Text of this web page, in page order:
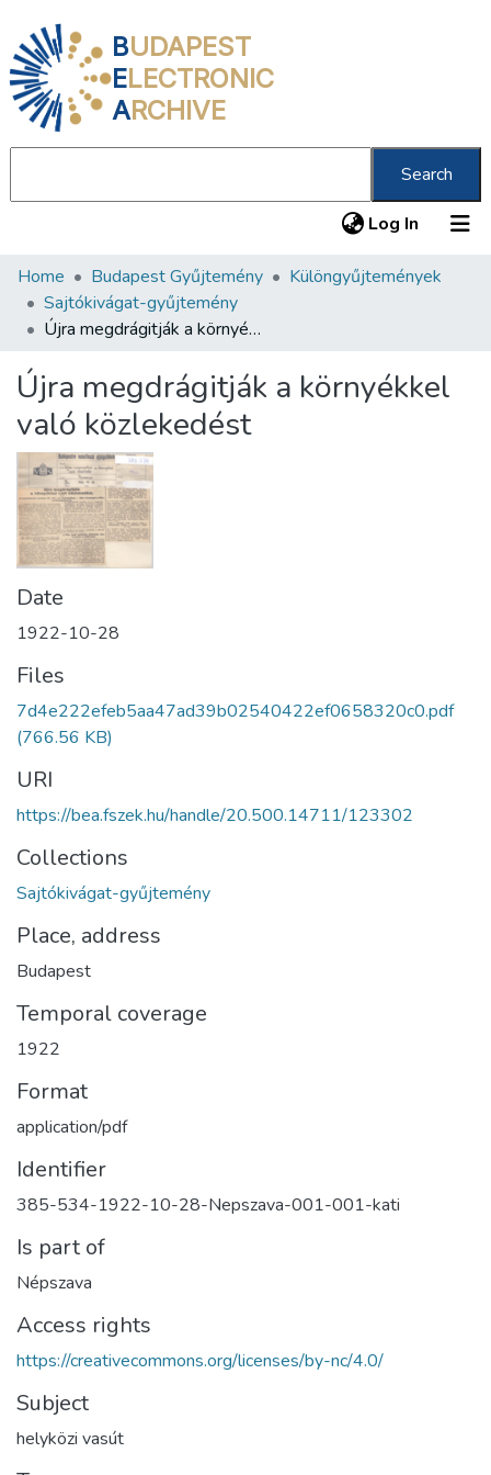
BUDAPEST
ELECTRONIC
ARCHIVE
Search
Log In (current)
Communities & Collections
All of DSpace
Statistics
About us
Home Budapest Gyűjtemény
Különgyűjtemények
Sajtókivágat-gyűjtemény
Újra megdrágitják a környékkel való közlekedést
Újra megdrágitják a környékkel
való közlekedést
Date
1922-10-28
Files
7d4e222efeb5aa47ad39b02540422ef0658320c0.pdf
(766.56 KB)
URI
https://bea.fszek.hu/handle/20.500.14711/123302
Collections
Sajtókivágat-gyűjtemény
Place, address
Budapest
Temporal coverage
1922
Format
application/pdf
Identifier
385-534-1922-10-28-Nepszava-001-001-kati
Is part of
Népszava
Access rights
https://creativecommons.org/licenses/by-nc/4.0/
Subject
helyközi vasút